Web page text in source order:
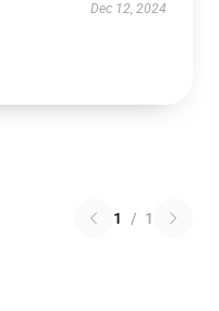
Dec 12, 2024
1 / 1